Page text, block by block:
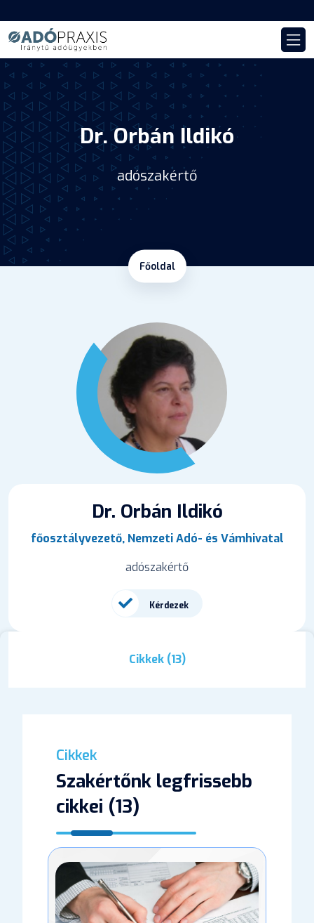
Dr. Orbán Ildikó
adószakértő
Főoldal
Dr. Orbán Ildikó
főosztályvezető, Nemzeti Adó- és Vámhivatal
adószakértő
Kérdezek
Cikkek (13)
Cikkek
Szakértőnk legfrissebb
cikkei (13)